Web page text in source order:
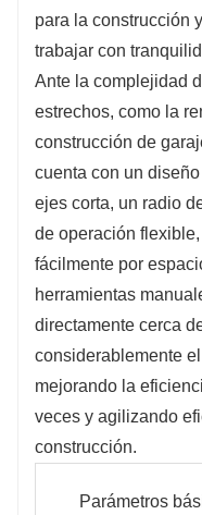
para la construcción
trabajar con
Ante la complejidad
estrechos, como la
construcción de
cuenta con un
ejes corta, un radio
de operación
fácilmente por
herramientas
directamente cerca
considerablemente
mejorando la
veces y agilizando
construcción.
Parámetros